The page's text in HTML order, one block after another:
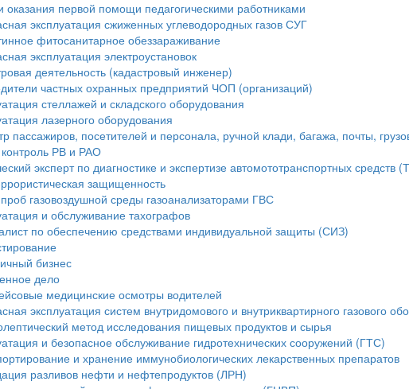
оказания первой помощи педагогическими работниками
эксплуатация сжиженных углеводородных газов СУГ
фитосанитарное обеззараживание
эксплуатация электроустановок
деятельность (кадастровый инженер)
частных охранных предприятий ЧОП (организаций)
стеллажей и складского оборудования
лазерного оборудования
пассажиров, посетителей и персонала, ручной клади, багажа, почты,
РВ и РАО
эксперт по диагностике и экспертизе автомототранспортных средств
защищенность
газовоздушной среды газоанализаторами ГВС
и обслуживание тахографов
по обеспечению средствами индивидуальной защиты (СИЗ)
бизнес
дело
медицинские осмотры водителей
эксплуатация систем внутридомового и внутриквартирного газового
метод исследования пищевых продуктов и сырья
и безопасное обслуживание гидротехнических сооружений (ГТС)
и хранение иммунобиологических лекарственных препаратов
разливов нефти и нефтепродуктов (ЛРН)